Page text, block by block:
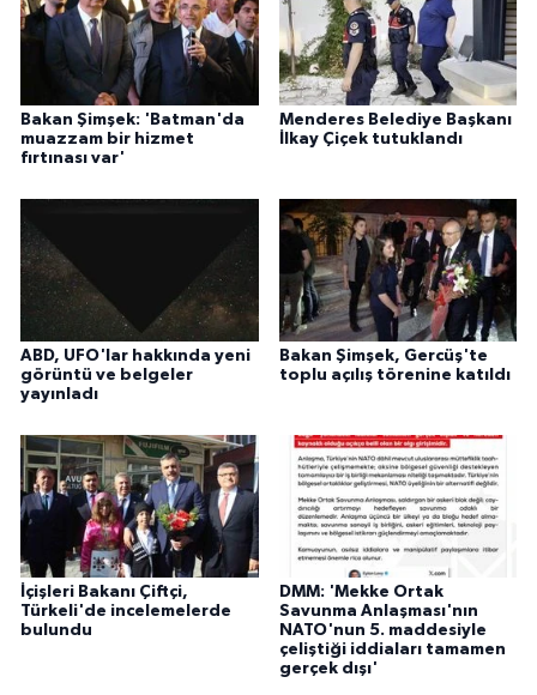
Bakan Şimşek: 'Batman'da
muazzam bir hizmet
fırtınası var'
Menderes Belediye Başkanı
İlkay Çiçek tutuklandı
ABD, UFO'lar hakkında yeni
görüntü ve belgeler
yayınladı
Bakan Şimşek, Gercüş'te
toplu açılış törenine katıldı
İçişleri Bakanı Çiftçi,
Türkeli'de incelemelerde
bulundu
DMM: 'Mekke Ortak
Savunma Anlaşması'nın
NATO'nun 5. maddesiyle
çeliştiği iddiaları tamamen
gerçek dışı'